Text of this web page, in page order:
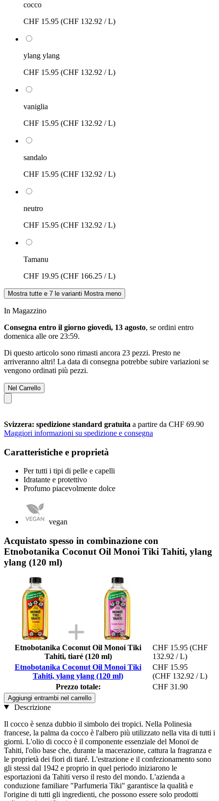
cocco
CHF 15.95 (CHF 132.92 / L)
ylang ylang
CHF 15.95 (CHF 132.92 / L)
vaniglia
CHF 15.95 (CHF 132.92 / L)
sandalo
CHF 15.95 (CHF 132.92 / L)
neutro
CHF 15.95 (CHF 132.92 / L)
Tamanu
CHF 19.95 (CHF 166.25 / L)
Mostra tutte e 7 le varianti Mostra meno
In Magazzino
Consegna entro il giorno giovedì, 13 agosto, se ordini entro
domenica alle ore 23:59.
Di questo articolo sono rimasti ancora 23 pezzi. Presto ne
arriveranno altri! La data di consegna potrebbe subire variazioni se
vengono ordinati più pezzi.
Nel Carrello
Svizzera: spedizione standard gratuita a partire da CHF 69.90
Maggiori informazioni su spedizione e consegna
Caratteristiche e proprietà
Per tutti i tipi di pelle e capelli
Idratante e protettivo
Profumo piacevolmente dolce
vegan
Acquistato spesso in combinazione con
Etnobotanika Coconut Oil Monoi Tiki Tahiti, ylang
ylang (120 ml)
Etnobotanika Coconut Oil Monoi Tiki
Tahiti, tiaré (120 ml)
CHF 15.95 (CHF
132.92 / L)
Etnobotanika Coconut Oil Monoi Tiki
Tahiti, ylang ylang (120 ml)
CHF 15.95
(CHF 132.92 / L)
Prezzo totale:
CHF 31.90
Aggiungi entrambi nel carrello
Descrizione
Il cocco è senza dubbio il simbolo dei tropici. Nella Polinesia
francese, la palma da cocco è l'albero più utilizzato nella vita di tutti i
giorni. L'olio di cocco è il componente essenziale del Monoï de
Tahiti, l'olio base che, durante la macerazione, cattura la fragranza e
le proprietà dei fiori di tiaré. L'estrazione e il confezionamento sono
gli stessi dal 1942 e proprio in quel periodo iniziarono le
esportazioni da Tahiti verso il resto del mondo. L'azienda a
conduzione familiare "Parfumeria Tiki" garantisce la qualità e
l'origine di tutti gli ingredienti, che possono essere solo prodotti